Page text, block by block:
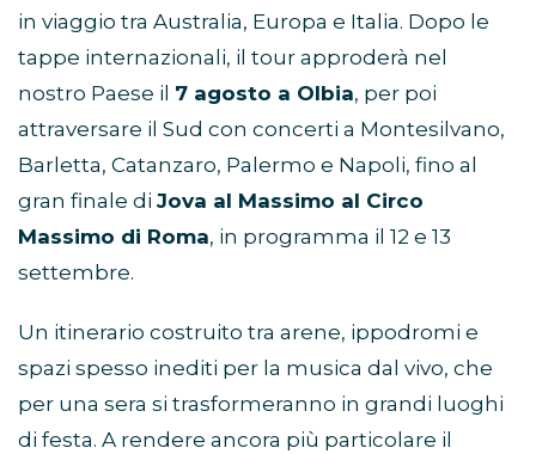
in viaggio tra Australia, Europa e Italia. Dopo le
tappe internazionali, il tour approderà nel
nostro Paese il 7 agosto a Olbia, per poi
attraversare il Sud con concerti a Montesilvano,
Barletta, Catanzaro, Palermo e Napoli, fino al
gran finale di Jova al Massimo al Circo
Massimo di Roma, in programma il 12 e 13
settembre.
Un itinerario costruito tra arene, ippodromi e
spazi spesso inediti per la musica dal vivo, che
per una sera si trasformeranno in grandi luoghi
di festa. A rendere ancora più particolare il